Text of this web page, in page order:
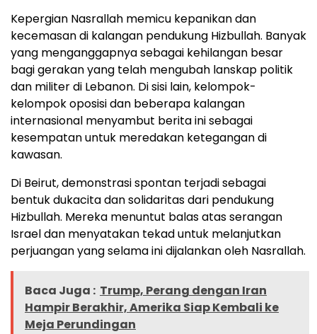
Kepergian Nasrallah memicu kepanikan dan
kecemasan di kalangan pendukung Hizbullah. Banyak
yang menganggapnya sebagai kehilangan besar
bagi gerakan yang telah mengubah lanskap politik
dan militer di Lebanon. Di sisi lain, kelompok-
kelompok oposisi dan beberapa kalangan
internasional menyambut berita ini sebagai
kesempatan untuk meredakan ketegangan di
kawasan.
Di Beirut, demonstrasi spontan terjadi sebagai
bentuk dukacita dan solidaritas dari pendukung
Hizbullah. Mereka menuntut balas atas serangan
Israel dan menyatakan tekad untuk melanjutkan
perjuangan yang selama ini dijalankan oleh Nasrallah.
Baca Juga : Trump, Perang dengan Iran
Hampir Berakhir, Amerika Siap Kembali ke
Meja Perundingan